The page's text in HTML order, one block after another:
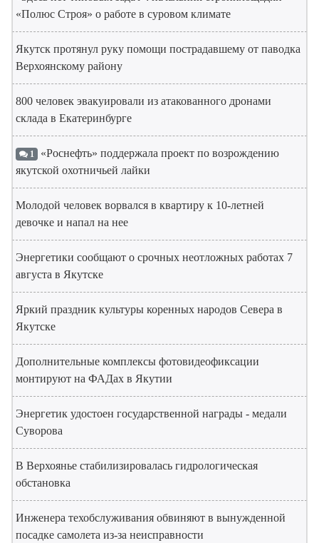
«Полюс Строя» о работе в суровом климате
Якутск протянул руку помощи пострадавшему от паводка
Верхоянскому району
800 человек эвакуировали из атакованного дронами
склада в Екатеринбурге
1 «Роснефть» поддержала проект по возрождению
якутской охотничьей лайки
Молодой человек ворвался в квартиру к 10-летней
девочке и напал на нее
Энергетики сообщают о срочных неотложных работах 7
августа в Якутске
Яркий праздник культуры коренных народов Севера в
Якутске
Дополнительные комплексы фотовидеофиксации
монтируют на ФАДах в Якутии
Энергетик удостоен государственной награды - медали
Суворова
В Верхоянье стабилизировалась гидрологическая
обстановка
Инженера техобслуживания обвиняют в вынужденной
посадке самолета из-за неисправности